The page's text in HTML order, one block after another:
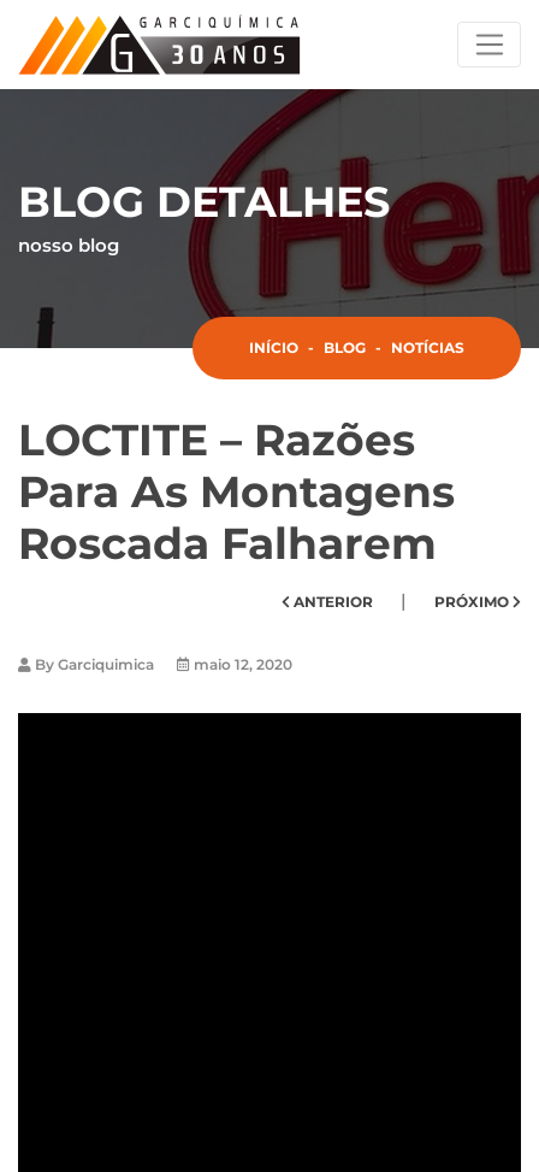
BLOG DETALHES
nosso blog
INÍCIO - BLOG - NOTÍCIAS
LOCTITE – Razões
Para As Montagens
Roscada Falharem
ANTERIOR | PRÓXIMO
By Garciquimica maio 12, 2020